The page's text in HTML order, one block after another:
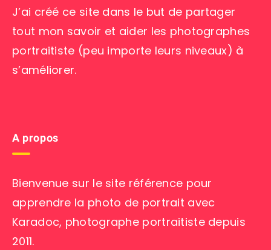
J’ai créé ce site dans le but de partager
tout mon savoir et aider les photographes
portraitiste (peu importe leurs niveaux) à
s’améliorer.
A propos
Bienvenue sur le site référence pour
apprendre la photo de portrait avec
Karadoc, photographe portraitiste depuis
2011.